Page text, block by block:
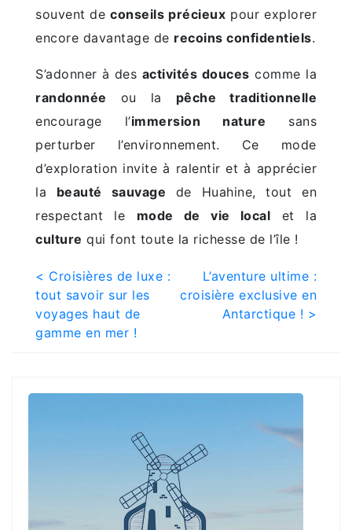
souvent deconseils précieux pour explorer
encore davantage de recoins confidentiels.
S’adonner à des activités douces comme la
randonnée ou la pêche traditionnelle
encourage l’immersion nature sans
perturber l’environnement. Ce mode
d’exploration invite à ralentir et à apprécier
la beauté sauvage de Huahine, tout en
respectant le mode de vie local et la
culture qui font toute la richesse de l’île !
Post
navigation
< Croisières de luxe :
tout savoir sur les
voyages haut de
gamme en mer !
L’aventure ultime :
croisière exclusive en
Antarctique ! >